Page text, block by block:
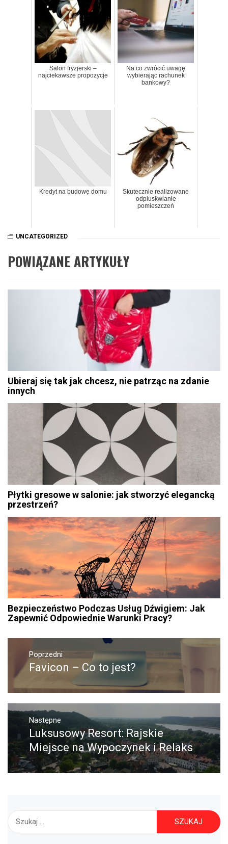
Salon fryzjerski –
najciekawsze propozycje
Na co zwrócić uwagę
wybierając rachunek
bankowy?
Kredyt na budowę domu
Skutecznie realizowane
odpluskwianie
pomieszczeń
UNCATEGORIZED
POWIĄZANE ARTYKUŁY
Ubieraj się tak jak chcesz, nie patrząc na zdanie
innych
Płytki gresowe w salonie: jak stworzyć elegancką
przestrzeń?
Bezpieczeństwo Podczas Usług Dźwigiem: Jak
Zapewnić Odpowiednie Warunki Pracy?
Nawigacja
wpisu
Poprzedni
Poprzedni
Favicon – Co to jest?
Następne
Następny
post:
Luksusowy Resort: Rajskie
Miejsce na Wypoczynek i Relaks
Szukaj: